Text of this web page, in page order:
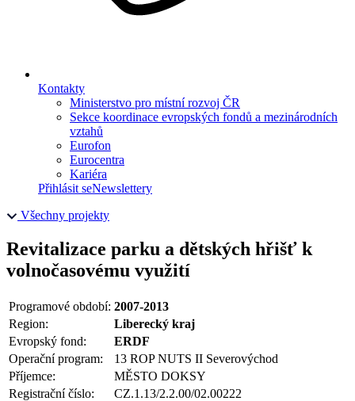
Kontakty
Ministerstvo pro místní rozvoj ČR
Sekce koordinace evropských fondů a mezinárodních
vztahů
Eurofon
Eurocentra
Kariéra
Přihlásit seNewslettery
Všechny projekty
Revitalizace parku a dětských hřišť k
volnočasovému využití
Programové období: 2007-2013
Region:
Liberecký kraj
Evropský fond:
ERDF
Operační program:
13 ROP NUTS II Severovýchod
Příjemce:
MĚSTO DOKSY
Registrační číslo:
CZ.1.13/2.2.00/02.00222